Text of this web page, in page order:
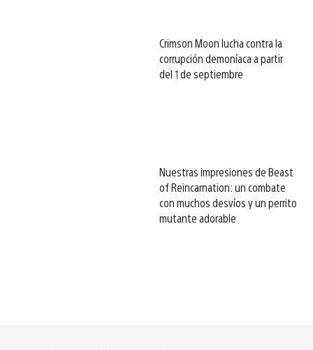
Crimson Moon lucha contra la
corrupción demoníaca a partir
del 1 de septiembre
Nuestras impresiones de Beast
of Reincarnation: un combate
con muchos desvíos y un perrito
mutante adorable